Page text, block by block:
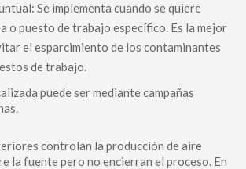
Se implementa cuando se quiere
o puesto de trabajo específico. Es la mejor
el esparcimiento de los contaminantes
de trabajo.
puede ser mediante campañas
controlan la producción de aire
la fuente pero no encierran el proceso. En